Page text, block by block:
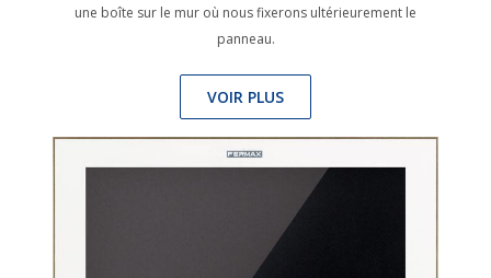
une boîte sur le mur où nous fixerons ultérieurement le
panneau.
VOIR PLUS